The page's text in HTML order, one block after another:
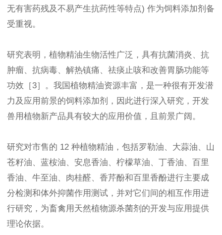
无有害药残及不易产生抗药性等特点) 作为饲料添加剂备
受重视。
研究表明，植物精油生物活性广泛，具有抗菌消炎、抗
肿瘤、抗病毒、解热镇痛、祛痰止咳和改善胃肠功能等
功效［3］。我国植物精油资源丰富，是一种很有开发潜
力及应用前景的饲料添加剂，因此进行深入研究，开发
兽用植物新产品具有较大的应用价值，且前景广阔。
研究对市售的 12 种植物精油，包括罗勒油、大蒜油、山
苍籽油、蓝桉油、安息香油、柠檬草油、丁香油、百里
香油、牛至油、肉桂醛、香芹酚和百里香酚进行主要成
分检测和体外抑菌作用测试，并对它们间的相互作用进
行研究，为畜禽用天然植物源杀菌剂的开发与应用提供
理论依据。